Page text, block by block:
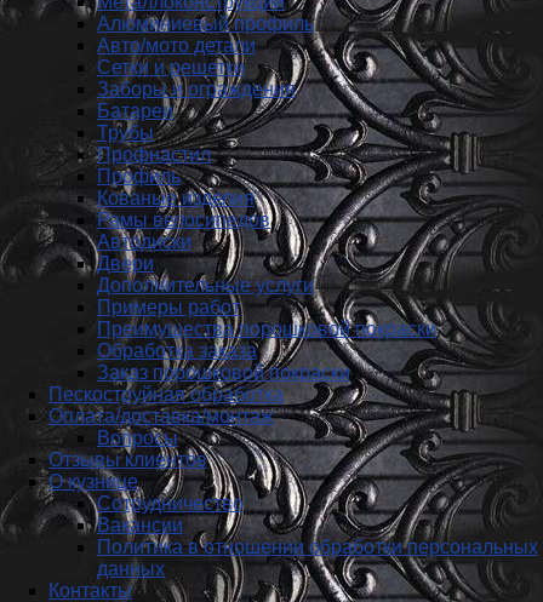
Алюминиевый профиль
Авто/мото детали
Сетки и решетки
Заборы и ограждения
Батареи
Трубы
Профнастил
Профиль
Кованые изделия
Рамы велосипедов
Автодиски
Двери
Дополнительные услуги
Примеры работ
Преимущества порошковой покраски
Обработка заказа
Заказ порошковой покраски
Пескоструйная обработка
Оплата/доставка/монтаж
Вопросы
Отзывы клиентов
О кузнице
Сотрудничество
Вакансии
Политика в отношении обработки персональных
данных
Контакты